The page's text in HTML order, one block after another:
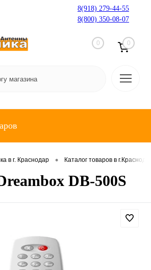
8(918) 279-44-55
8(800) 350-08-07
0 0
в г. Краснодар • Каталог товаров в
DB-500S